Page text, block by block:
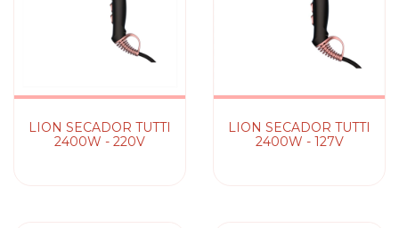
LION SECADOR TUTTI
2400W - 220V
LION SECADOR TUTTI
2400W - 127V